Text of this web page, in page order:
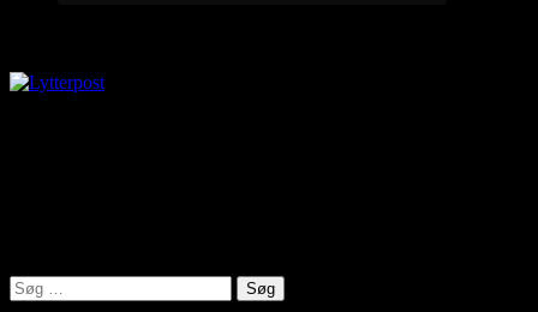
Søg
efter: